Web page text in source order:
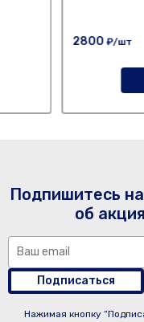
2800 ₽/шт
Подпишитесь
об
Подписаться
Нажимая кнопку